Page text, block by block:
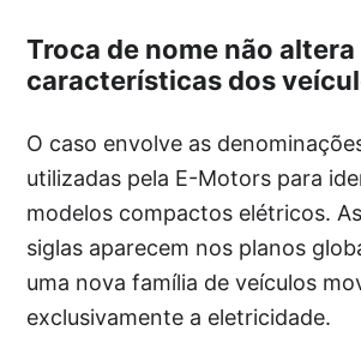
Troca de nome não altera
características dos
O caso envolve as
utilizadas pela E-Motors para
modelos compactos elétricos.
siglas aparecem nos planos
uma nova família de veículos
exclusivamente a eletricidade.